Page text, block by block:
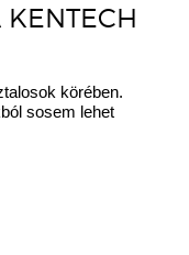
körében.
sosem lehet